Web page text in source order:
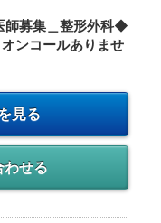
師募集＿整形外科◆
ンコールありませ
見る
わせる